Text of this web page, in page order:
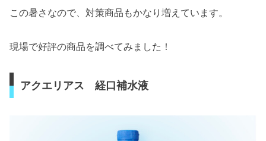
この暑さなので、対策商品もかなり増えています。
現場で好評の商品を調べてみました！
アクエリアス 経口補水液